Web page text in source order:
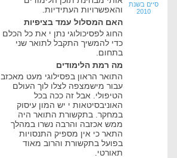
סיים בשנת
2010
והאפשרויות העתידיות.
האם המסלול עמד בציפיות
החוג לפסיכולוגי נתן י את כל הכלם
כדי להמשיך התקבל לתואר שני
בתחום.
מה רמת הלימודים
התואר הראון בפסילוגי מעט מאכזב
עבור מישמצפה לצלו לוך העולם
הטיפולי. אבל זה ככה בכל
האוניבסיטאות י יש המון עיסוק
במחקר. בתקשורת התואר היה
ממש אכזבה והרבה נשרו במהלך
התאר כי אין מספיק התנסויות
בפועל בתקשורת והרוב מאוד
תאורטי.